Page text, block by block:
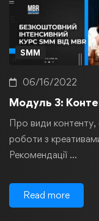
SMM
06/16/2022
Модуль 3:
Про види контенту,
роботи з
Рекомендації …
Read more